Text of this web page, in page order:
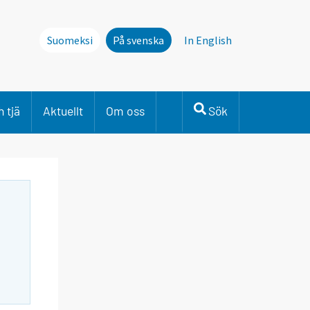
Suomeksi På svenska In English
tjä Aktuellt Om oss Sök